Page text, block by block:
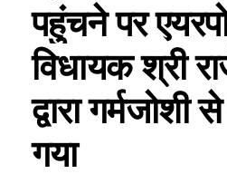
पहुंचने पर
विधायक श्री
द्वारा गर्मजोशी
गया